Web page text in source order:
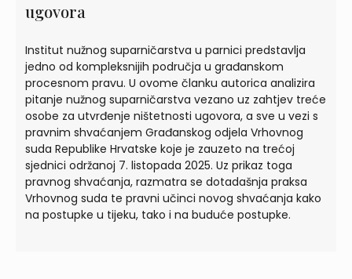
ugovora
Institut nužnog suparničarstva u parnici predstavlja
jedno od kompleksnijih područja u građanskom
procesnom pravu. U ovome članku autorica analizira
pitanje nužnog suparničarstva vezano uz zahtjev treće
osobe za utvrđenje ništetnosti ugovora, a sve u vezi s
pravnim shvaćanjem Građanskog odjela Vrhovnog
suda Republike Hrvatske koje je zauzeto na trećoj
sjednici održanoj 7. listopada 2025. Uz prikaz toga
pravnog shvaćanja, razmatra se dotadašnja praksa
Vrhovnog suda te pravni učinci novog shvaćanja kako
na postupke u tijeku, tako i na buduće postupke.